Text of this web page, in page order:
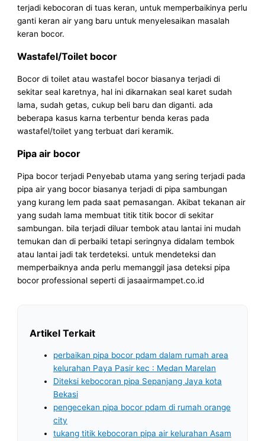
terjadi kebocoran di tuas keran, untuk memperbaikinya perlu
ganti keran air yang baru untuk menyelesaikan masalah
keran bocor.
Wastafel/Toilet bocor
Bocor di toilet atau wastafel bocor biasanya terjadi di
sekitar seal karetnya, hal ini dikarnakan seal karet sudah
lama, sudah getas, cukup beli baru dan diganti. ada
beberapa kasus karna terbentur benda keras pada
wastafel/toilet yang terbuat dari keramik.
Pipa air bocor
Pipa bocor terjadi Penyebab utama yang sering terjadi pada
pipa air yang bocor biasanya terjadi di pipa sambungan
yang kurang lem pada saat pemasangan. Akibat tekanan air
yang sudah lama membuat titik titik bocor di sekitar
sambungan. bila terjadi diluar tembok atau lantai ini mudah
temukan dan di perbaiki tetapi seringnya didalam tembok
atau lantai jadi tak terdeteksi. untuk mendeteksi dan
memperbaiknya anda perlu memanggil jasa deteksi pipa
bocor professional seperti di jasaairmampet.co.id
Artikel Terkait
perbaikan pipa bocor pdam dalam rumah area
kelurahan Paya Pasir kec : Medan Marelan
Diteksi kebocoran pipa Sepanjang Jaya kota
Bekasi
pengecekan pipa bocor pdam di rumah orange
city
tukang titik kebocoran pipa air kelurahan Asam